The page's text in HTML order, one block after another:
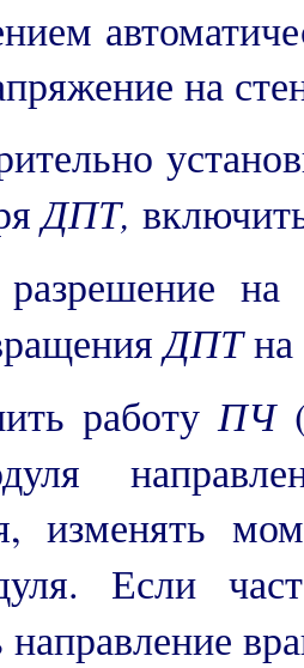
на
ДПТ,
ДПТ
работуПЧ
изменять
Если
направление